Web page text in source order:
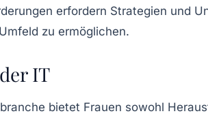
erfordern Strategien und
zu ermöglichen.
IT
bietet Frauen sowohl